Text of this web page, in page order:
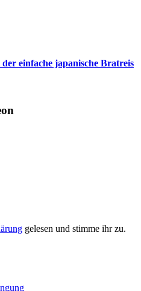
einfache japanische Bratreis
gelesen und stimme ihr zu.